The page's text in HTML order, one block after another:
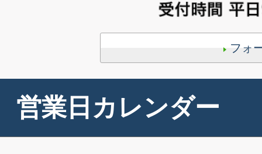
フォ
営業日カレンダー